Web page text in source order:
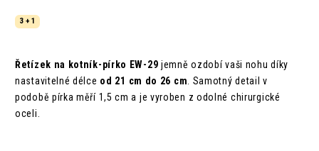
3 + 1
Řetízek na kotník-pírko EW-29 jemně ozdobí vaši nohu díky
nastavitelné délce od 21 cm do 26 cm . Samotný detail v
podobě pírka měří 1,5 cm a je vyroben z odolné chirurgické
oceli.